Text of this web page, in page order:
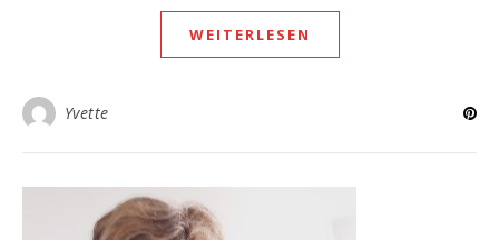
WEITERLESEN
Yvette